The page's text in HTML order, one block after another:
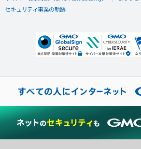
セキュリティ事業の軌跡